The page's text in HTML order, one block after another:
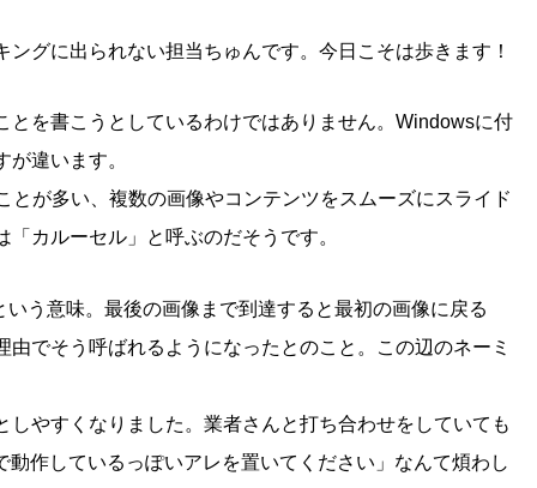
グに出られない担当ちゅんです。今日こそは歩きます！
を書こうとしているわけではありません。Windowsに付
違います。
が多い、複数の画像やコンテンツをスムーズにスライド
カルーセル」と呼ぶのだそうです。
う意味。最後の画像まで到達すると最初の画像に戻る
でそう呼ばれるようになったとのこと。この辺のネーミ
やすくなりました。業者さんと打ち合わせをしていても
作しているっぽいアレを置いてください」なんて煩わし